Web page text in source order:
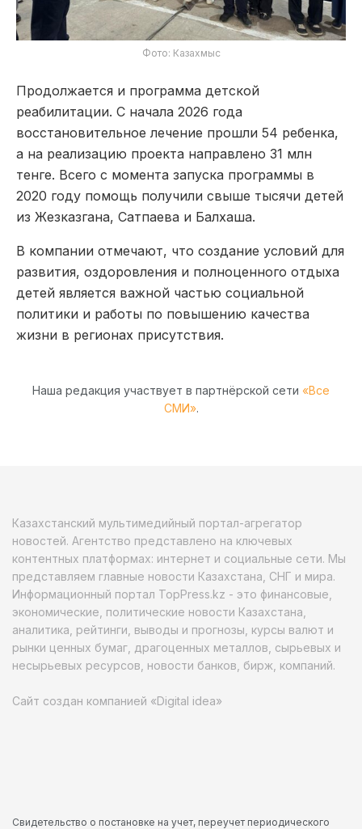
Фото: Казахмыс
Продолжается и программа детской
реабилитации. С начала 2026 года
восстановительное лечение прошли 54 ребенка,
а на реализацию проекта направлено 31 млн
тенге. Всего с момента запуска программы в
2020 году помощь получили свыше тысячи детей
из Жезказгана, Сатпаева и Балхаша.
В компании отмечают, что создание условий для
развития, оздоровления и полноценного отдыха
детей является важной частью социальной
политики и работы по повышению качества
жизни в регионах присутствия.
Наша редакция участвует в партнёрской сети «Все
СМИ».
Казахстанский мультимедийный портал-агрегатор
новостей. Агентство представлено на ключевых
контентных платформах: интернет и социальные сети. Мы
представляем главные новости Казахстана, СНГ и мира.
Информационный портал TopPress.kz - это финансовые,
экономические, политические новости Казахстана,
аналитика, рейтинги, выводы и прогнозы, курсы валют и
рынки ценных бумаг, драгоценных металлов, сырьевых и
несырьевых ресурсов, новости банков, бирж, компаний.
Сайт создан компанией «Digital idea»
Свидетельство о постановке на учет, переучет периодического